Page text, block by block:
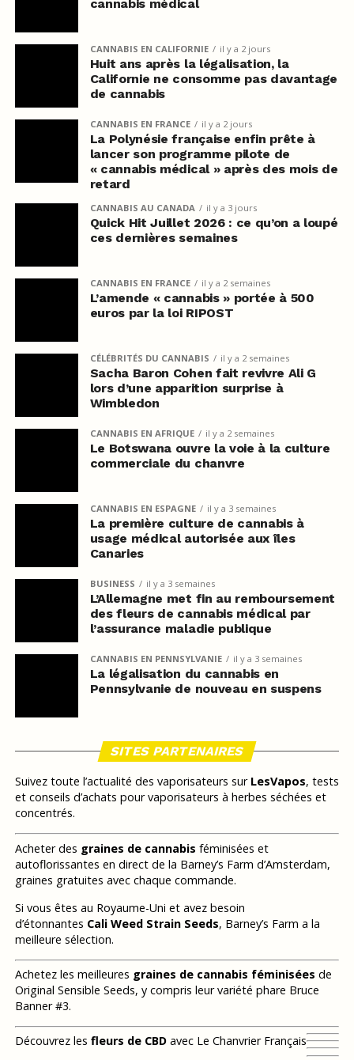
cannabis médical
CANNABIS EN CALIFORNIE il y a 2 jours
Huit ans après la légalisation, la
Californie ne consomme pas davantage
de cannabis
CANNABIS EN FRANCE il y a 2 jours
La Polynésie française enfin prête à
lancer son programme pilote de
« cannabis médical » après des mois de
retard
CANNABIS AU CANADA il y a 3 jours
Quick Hit Juillet 2026 : ce qu’on a loupé
ces dernières semaines
CANNABIS EN FRANCE il y a 2 semaines
L’amende « cannabis » portée à 500
euros par la loi RIPOST
CÉLÉBRITÉS DU CANNABIS il y a 2 semaines
Sacha Baron Cohen fait revivre Ali G
lors d’une apparition surprise à
Wimbledon
CANNABIS EN AFRIQUE il y a 2 semaines
Le Botswana ouvre la voie à la culture
commerciale du chanvre
CANNABIS EN ESPAGNE il y a 3 semaines
La première culture de cannabis à
usage médical autorisée aux îles
Canaries
BUSINESS il y a 3 semaines
L’Allemagne met fin au remboursement
des fleurs de cannabis médical par
l’assurance maladie publique
CANNABIS EN PENNSYLVANIE il y a 3 semaines
La légalisation du cannabis en
Pennsylvanie de nouveau en suspens
SITES PARTENAIRES
Suivez toute l’actualité des vaporisateurs sur LesVapos, tests
et conseils d’achats pour vaporisateurs à herbes séchées et
concentrés.
Acheter des graines de cannabis féminisées et
autoflorissantes en direct de la Barney’s Farm d’Amsterdam,
graines gratuites avec chaque commande.
Si vous êtes au Royaume-Uni et avez besoin
d’étonnantes Cali Weed Strain Seeds, Barney’s Farm a la
meilleure sélection.
Achetez les meilleures graines de cannabis féminisées de
Original Sensible Seeds, y compris leur variété phare Bruce
Banner #3.
Découvrez les fleurs de CBDavec Le Chanvrier Français